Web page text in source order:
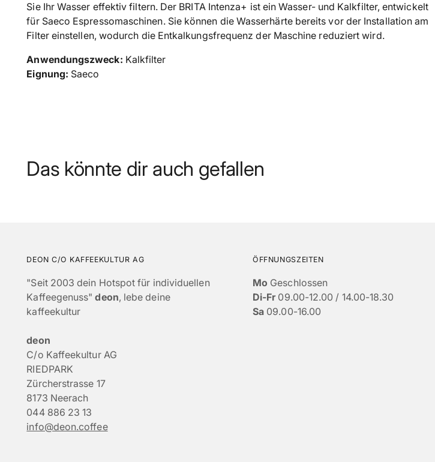
Sie Ihr Wasser effektiv filtern. Der BRITA Intenza+ ist ein Wasser- und Kalkfilter, entwickelt
für Saeco Espressomaschinen. Sie können die Wasserhärte bereits vor der Installation am
Filter einstellen, wodurch die Entkalkungsfrequenz der Maschine reduziert wird.
Anwendungszweck: Kalkfilter
Eignung: Saeco
Das könnte dir auch gefallen
DEON C/O KAFFEEKULTUR AG
"Seit 2003 dein Hotspot für individuellen
Kaffeegenuss"deon, lebe deine
kaffeekultur
deon
C/o Kaffeekultur AG
RIEDPARK
Zürcherstrasse 17
8173 Neerach
044 886 23 13
info@deon.coffee
ÖFFNUNGSZEITEN
Mo Geschlossen
Di-Fr09.00-12.00 / 14.00-18.30
Sa 09.00-16.00